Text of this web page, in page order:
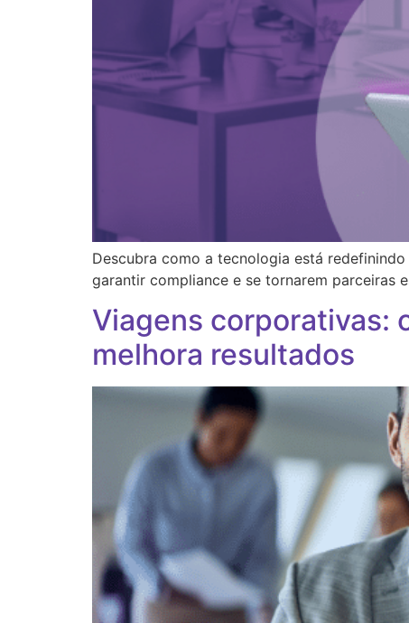
Descubra como a tecnologia está
garantir compliance e se tornarem parceiras
Viagens corporativas:
melhora resultados